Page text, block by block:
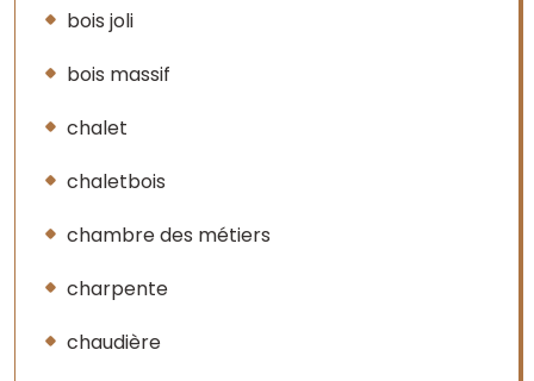
bois joli
bois massif
chalet
chaletbois
chambre des métiers
charpente
chaudière